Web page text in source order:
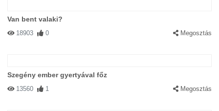
Van bent valaki?
18903 0 Megosztás
Szegény ember gyertyával főz
13560 1 Megosztás